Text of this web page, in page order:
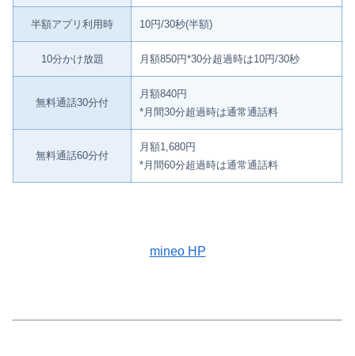
半額アプリ利用時 10円/30秒(半額)
10分かけ放題 月額850円*30分超過時は10円/30秒
無料通話30分付
月額840円
*月間30分超過時は通常通話料
無料通話60分付
月額1,680円
*月間60分超過時は通常通話料
mineo HP